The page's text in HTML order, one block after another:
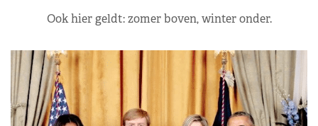
Ook hier geldt: zomer boven, winter onder.